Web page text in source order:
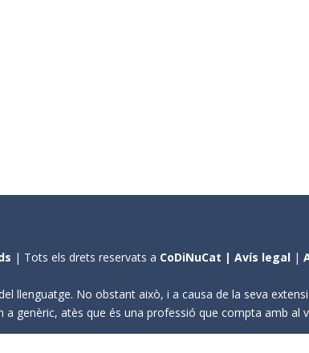
| Tots els drets reservats a CoDiNuCat |Avís legal |
llenguatge. No obstant això, i a causa de la seva
genèric, atès que és una professió que compta amb al